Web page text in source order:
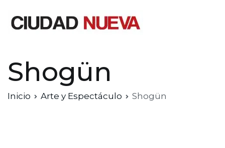
Shogün
Inicio Arte y Espectáculo Shogün